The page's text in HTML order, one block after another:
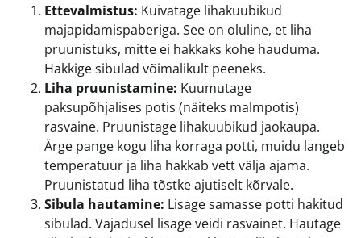
Ettevalmistus: Kuivatage lihakuubikud
majapidamispaberiga. See on oluline, et liha
pruunistuks, mitte ei hakkaks kohe hauduma.
Hakkige sibulad võimalikult peeneks.
Liha pruunistamine: Kuumutage
paksupõhjalises potis (näiteks malmpotis)
rasvaine. Pruunistage lihakuubikud jaokaupa.
Ärge pange kogu liha korraga potti, muidu langeb
temperatuur ja liha hakkab vett välja ajama.
Pruunistatud liha tõstke ajutiselt kõrvale.
Sibula hautamine: Lisage samasse potti hakitud
sibulad. Vajadusel lisage veidi rasvainet. Hautage